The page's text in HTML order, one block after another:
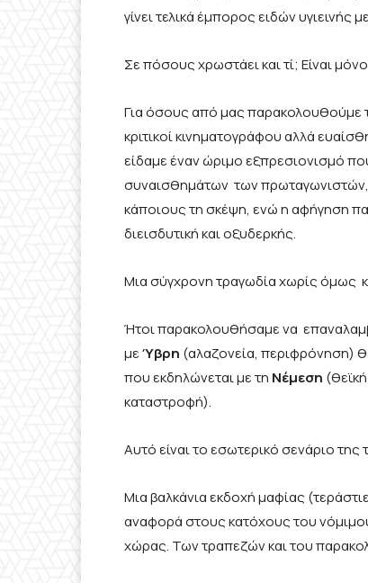
γίνει τελικά έμπορος ειδών
Σε πόσους χρωστάει και τί; Είναι
Για όσους από μας παρακολουθούμε
κριτικοί κινηματογράφου αλλά
είδαμε έναν ώριμο εξπρεσιονισμό
συναισθημάτων των πρωταγωνιστών,
κάποιους τη σκέψη, ενώ η αφήγηση
διεισδυτική και οξυδερκής.
Μια σύγχρονη τραγωδία χωρίς όμως
Ήτοι παρακολουθήσαμε να
μεΎβρη (αλαζονεία, περιφρόνηση)
που εκδηλώνεται με τη Νέμεση
καταστροφή).
Αυτό είναι το εσωτερικό σενάριο της
Μια βαλκάνια εκδοχή μαφίας
αναφορά στους κατόχους του
χώρας. Των τραπεζών και του